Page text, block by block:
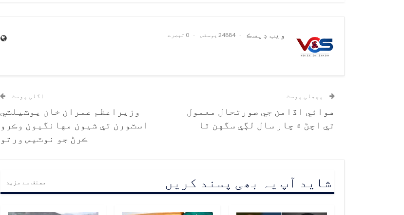
ويب ڊيسڪ 24884 پوسٹس 0 تبصرے
پچھلی پوسٹ
هوائي اڏامن جي صورتحال معمول
تي اچڻ ۾ چار سال لڳي سگهن ٿا
اگلی پوسٹ
وزيراعظم عمران خان يوٽيلٽي
اسٽورن تي شيون مهانگيون وڪرو
ڪرڻ جو نوٽيس ورتو
شاید آپ یہ بھی پسند کریں مصنف سے مزید